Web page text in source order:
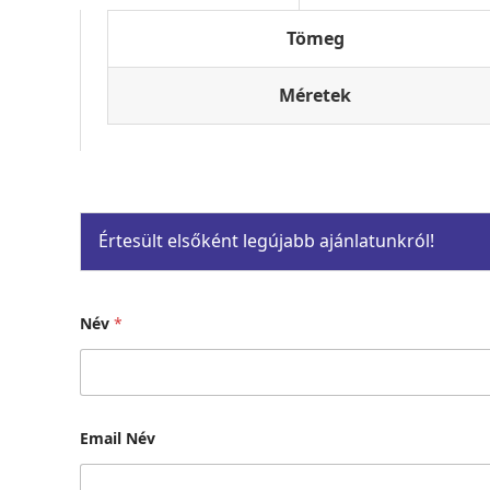
HA VAN KEDVED,
EhhezLED
Tömeg
Méretek
Értesült elsőként legújabb ajánlatunkról!
Név *
Email Név